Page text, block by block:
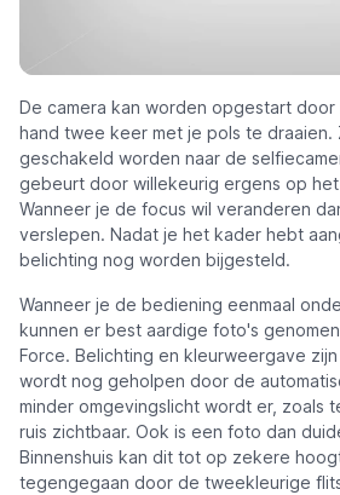
De camera kan worden opgestart
hand twee keer met je pols te draaien.
geschakeld worden naar de
gebeurt door willekeurig ergens op
Wanneer je de focus wil veranderen
verslepen. Nadat je het kader hebt
belichting nog worden bijgesteld.
Wanneer je de bediening eenmaal
kunnen er best aardige foto's
Force. Belichting en kleurweergave
wordt nog geholpen door de
minder omgevingslicht wordt er, zoals
ruis zichtbaar. Ook is een foto dan
Binnenshuis kan dit tot op zekere
tegengegaan door de tweekleurige